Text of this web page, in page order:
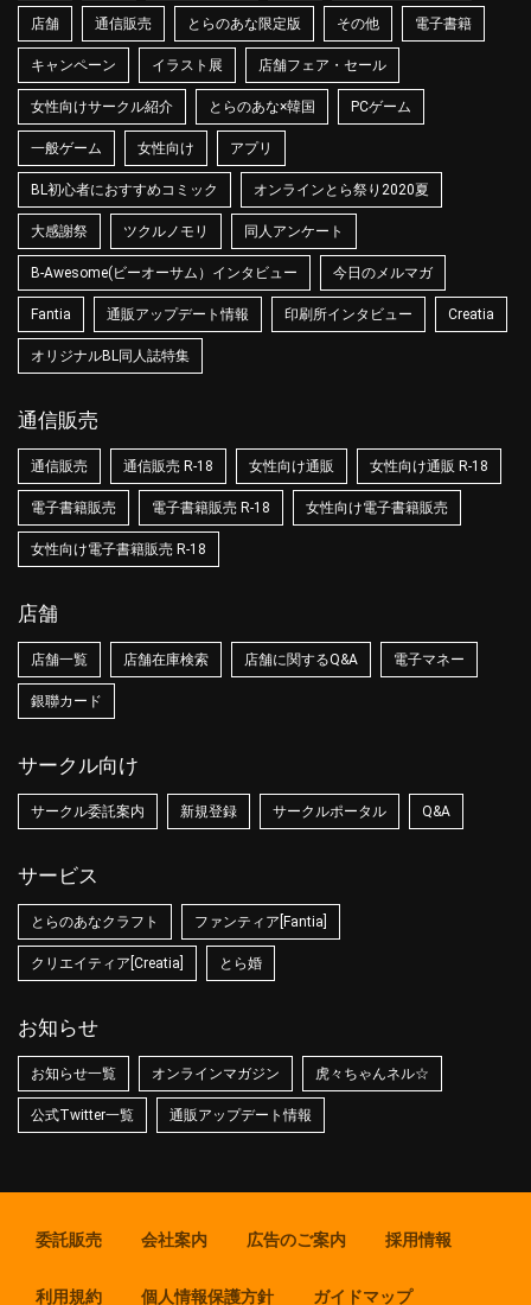
店舗 通信販売 とらのあな限定版 その他 電子書籍
キャンペーン イラスト展 店舗フェア・セール
女性向けサークル紹介 とらのあな×韓国 PCゲーム
一般ゲーム 女性向け アプリ
BL初心者におすすめコミック オンラインとら祭り2020夏
大感謝祭 ツクルノモリ 同人アンケート
B-Awesome(ビーオーサム）インタビュー 今日のメルマガ
Fantia 通販アップデート情報 印刷所インタビュー Creatia
オリジナルBL同人誌特集
通信販売
通信販売 通信販売 R-18 女性向け通販 女性向け通販 R-18
電子書籍販売 電子書籍販売 R-18 女性向け電子書籍販売
女性向け電子書籍販売 R-18
店舗
店舗一覧 店舗在庫検索 店舗に関するQ&A 電子マネー
銀聯カード
サークル向け
サークル委託案内 新規登録 サークルポータル Q&A
サービス
とらのあなクラフト ファンティア[Fantia]
クリエイティア[Creatia] とら婚
お知らせ
お知らせ一覧 オンラインマガジン 虎々ちゃんネル☆
公式Twitter一覧 通販アップデート情報
委託販売 会社案内 広告のご案内 採用情報
利用規約 個人情報保護方針 ガイドマップ